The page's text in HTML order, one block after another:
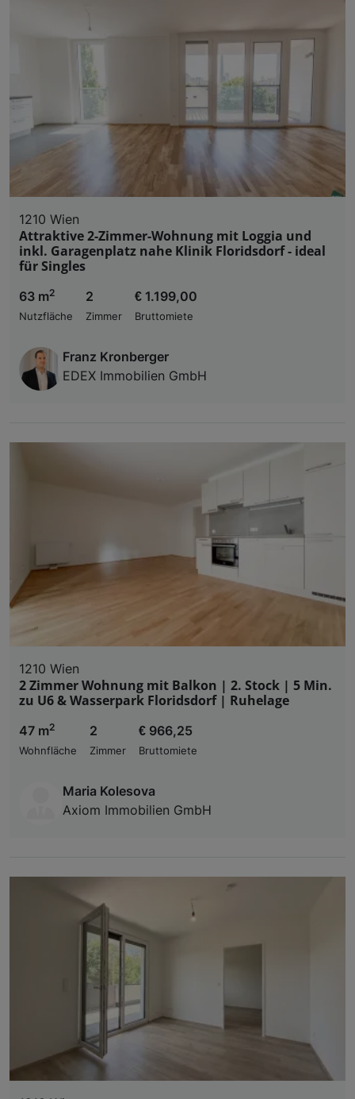
1210 Wien
Attraktive 2-Zimmer-Wohnung mit Loggia und
inkl. Garagenplatz nahe Klinik Floridsdorf - ideal
für Singles
63 m2
Nutzfläche
2
Zimmer
€ 1.199,00
Bruttomiete
Franz Kronberger
EDEX Immobilien GmbH
1210 Wien
2 Zimmer Wohnung mit Balkon | 2. Stock | 5 Min.
zu U6 & Wasserpark Floridsdorf | Ruhelage
47 m2
Wohnfläche
2
Zimmer
€ 966,25
Bruttomiete
Maria Kolesova
Axiom Immobilien GmbH